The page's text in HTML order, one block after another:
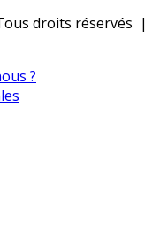
droits réservés |
?